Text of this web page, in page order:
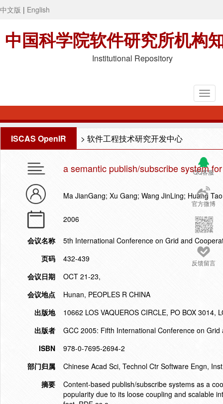
中文版 | English
中国科学院软件研究所机构
Institutional Repository
ISCAS OpenIR > 软件工程技术研究开发中心
QQ客服
官方微博
反馈留言
a semantic publish/subscribe system
Ma JianGang; Xu Gang; Wang JinLing; Huang Tao
2006
会议名称
5th International Conference on Grid and
页码
432-439
会议日期
OCT 21-23,
会议地点
Hunan, PEOPLES R CHINA
出版地
10662 LOS VAQUEROS CIRCLE, PO BOX 3014,
出版者
GCC 2005: Fifth International Conference on
ISBN
978-0-7695-2694-2
部门归属
Chinese Acad Sci, Technol Ctr Software Engn,
摘要
Content-based publish/subscribe systems as a
popularity due to its loose coupling and scalable